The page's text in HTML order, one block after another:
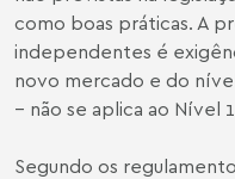
como boas práticas. A
independentes é
novo mercado e do
– não se aplica ao Nível
Segundo os